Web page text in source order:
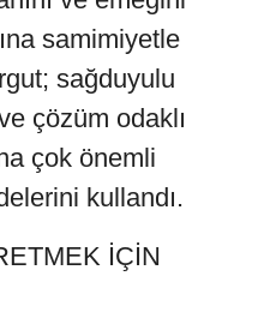
samimiyetle
sağduyulu
çözüm odaklı
çok önemli
kullandı.
İÇİN